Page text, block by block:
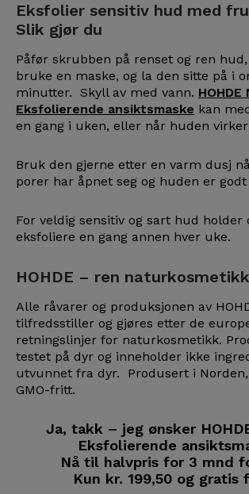
Eksfolier sensitiv hud med
Slik gjør du
Påfør skrubben på renset og ren
bruke en maske, og la den sitte på i
minutter. Skyll av med vann.
Eksfolierende ansiktsmaske kan
en gang i uken, eller når huden
Bruk den gjerne etter en varm dusj
porer har åpnet seg og huden er
For veldig sensitiv og sart hud holder
eksfoliere en gang annen hver uke.
HOHDE – ren
Alle råvarer og produksjonen av
tilfredsstiller og gjøres etter de
retningslinjer for naturkosmetikk.
testet på dyr og inneholder ikke
utvunnet fra dyr. Produsert i
GMO-fritt.
Ja, takk – jeg ønsker
Eksfolierende
Nå til halvpris for 3 mnd
Kun kr. 199,50 og gratis